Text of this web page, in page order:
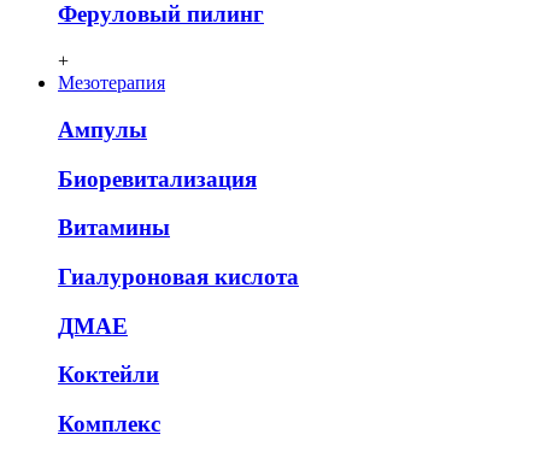
Феруловый пилинг
+
Мезотерапия
Ампулы
Биоревитализация
Витамины
Гиалуроновая кислота
ДМАЕ
Коктейли
Комплекс